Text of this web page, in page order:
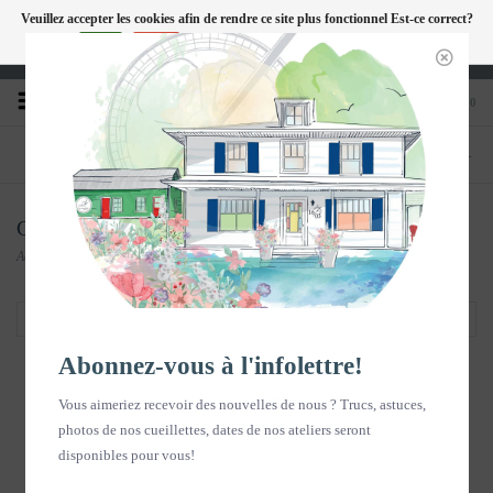
FC
Heures d'ouverture : Disponible sur Google
0
TÉLÉPHONE
418-240-6181
BOUTIQUE
1603, chemin des Coudriers, L'Isle-aux-
Coudres
Collection
Accueil Collection
Veuillez accepter les cookies afin de rendre ce site plus fonctionnel Est-ce correct?
Non En savoir plus sur les témoins (cookies) »
Abonnez-vous à l'infolettre!
Vous aimeriez recevoir des nouvelles de nous ? Trucs, astuces,
photos de nos cueillettes, dates de nos ateliers seront
disponibles pour vous!